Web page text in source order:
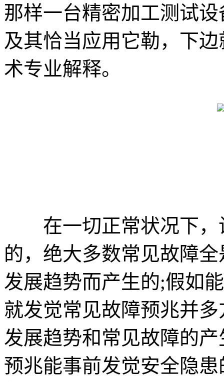
那样一台精密加工测试
及其恰当应用它勒，下
术专业解释。
在一切正常状况下，
的，绝大多数常见故障
发展趋势而产生的;假如
就发觉常见故障预兆并
发展趋势和常见故障的
预兆能事前发觉安全隐